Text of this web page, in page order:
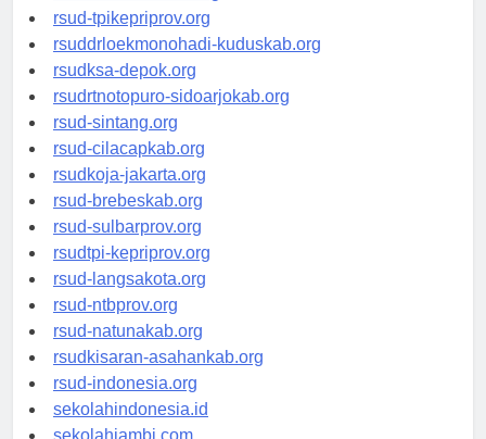
rsud-simeuluekab.org
rsud-tpikepriprov.org
rsuddrloekmonohadi-kuduskab.org
rsudksa-depok.org
rsudrtnotopuro-sidoarjokab.org
rsud-sintang.org
rsud-cilacapkab.org
rsudkoja-jakarta.org
rsud-brebeskab.org
rsud-sulbarprov.org
rsudtpi-kepriprov.org
rsud-langsakota.org
rsud-ntbprov.org
rsud-natunakab.org
rsudkisaran-asahankab.org
rsud-indonesia.org
sekolahindonesia.id